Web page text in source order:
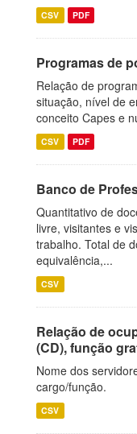
CSV PDF
Programas de
Relação de
situação, nível de
conceito Capes e
CSV PDF
Banco de
Quantitativo de
livre, visitantes e
trabalho. Total de
equivalência,...
CSV
Relação de
(CD), função
Nome dos
cargo/função.
CSV